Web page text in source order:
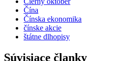
Čína
Čínska ekonomika
čínske akcie
štátne dlhopisy
Súvisiace članky